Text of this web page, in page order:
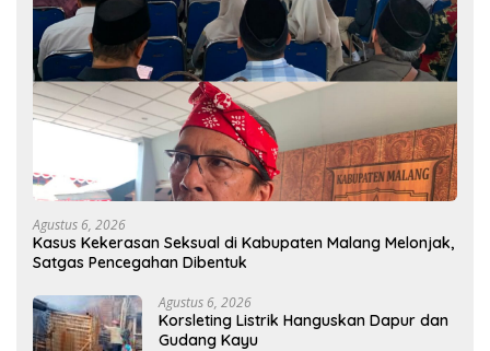
Agustus 6, 2026
Kasus Kekerasan Seksual di Kabupaten Malang Melonjak,
Satgas Pencegahan Dibentuk
Agustus 6, 2026
Korsleting Listrik Hanguskan Dapur dan
Gudang Kayu